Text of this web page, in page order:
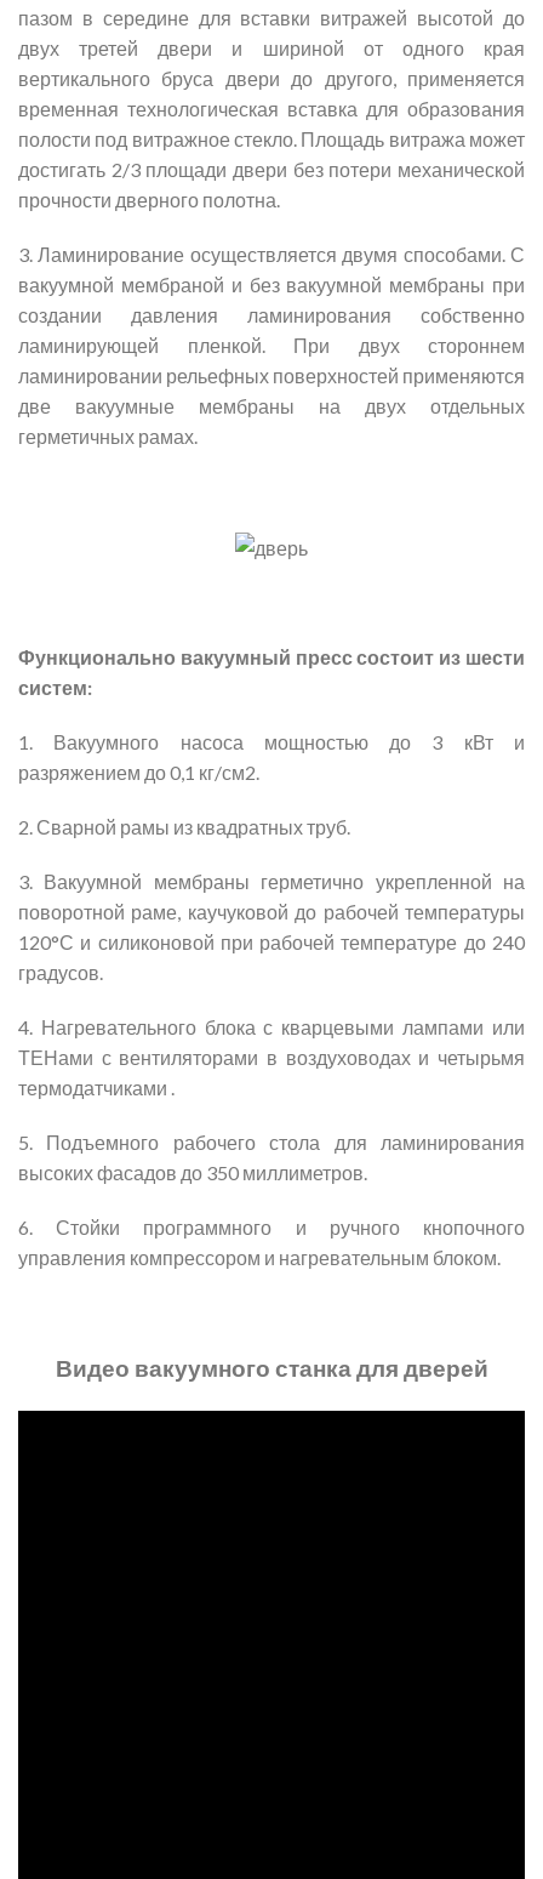
пазом в середине для вставки витражей высотой до
двух третей двери и шириной от одного края
вертикального бруса двери до другого, применяется
временная технологическая вставка для образования
полости под витражное стекло. Площадь витража может
достигать 2/3 площади двери без потери механической
прочности дверного полотна.
3. Ламинирование осуществляется двумя способами. С
вакуумной мембраной и без вакуумной мембраны при
создании давления ламинирования собственно
ламинирующей пленкой. При двух стороннем
ламинировании рельефных поверхностей применяются
две вакуумные мембраны на двух отдельных
герметичных рамах.
Функционально вакуумный пресс состоит из шести
систем:
1. Вакуумного насоса мощностью до 3 кВт и
разряжением до 0,1 кг/см2.
2. Сварной рамы из квадратных труб.
3. Вакуумной мембраны герметично укрепленной на
поворотной раме, каучуковой до рабочей температуры
120°С и силиконовой при рабочей температуре до 240
градусов.
4. Нагревательного блока с кварцевыми лампами или
ТЕНами с вентиляторами в воздуховодах и четырьмя
термодатчиками .
5. Подъемного рабочего стола для ламинирования
высоких фасадов до 350 миллиметров.
6. Стойки программного и ручного кнопочного
управления компрессором и нагревательным блоком.
Видео вакуумного станка для дверей